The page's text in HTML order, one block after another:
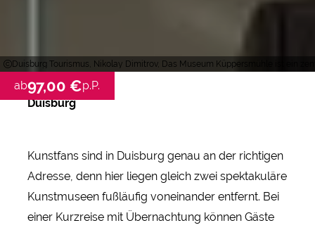
Duisburg Tourismus, Nikolay Dimitrov, Das Museum Küppersmühle ist ein
ab97,00 €p.P.
Duisburg
Kunstfans sind in Duisburg genau an der richtigen
Adresse, denn hier liegen gleich zwei spektakuläre
Kunstmuseen fußläufig voneinander entfernt. Bei
einer Kurzreise mit Übernachtung können Gäste